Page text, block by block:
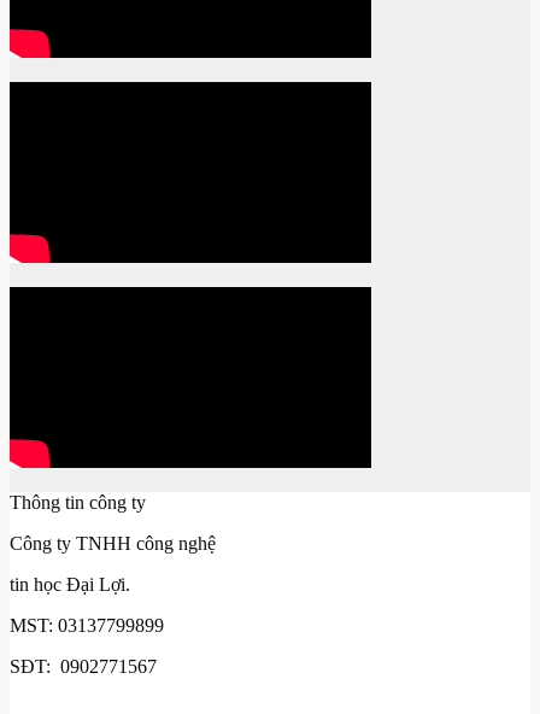
Thông tin công ty
Công ty TNHH công nghệ
tin học Đại Lợi.
MST: 03137799899
SĐT: 0902771567